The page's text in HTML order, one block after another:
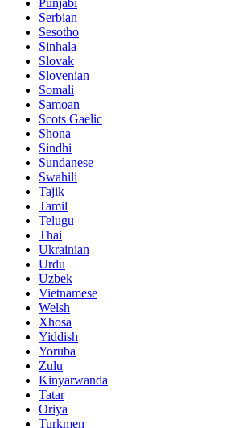
Serbian
Sesotho
Sinhala
Slovak
Slovenian
Somali
Samoan
Scots Gaelic
Shona
Sindhi
Sundanese
Swahili
Tajik
Tamil
Telugu
Thai
Ukrainian
Urdu
Uzbek
Vietnamese
Welsh
Xhosa
Yiddish
Yoruba
Zulu
Kinyarwanda
Tatar
Oriya
Turkmen